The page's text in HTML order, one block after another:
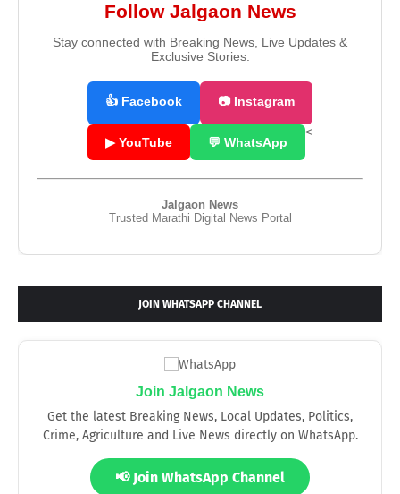
Follow Jalgaon News
Stay connected with Breaking News, Live Updates &
Exclusive Stories.
👍 Facebook 📷 Instagram
▶ YouTube 💬 WhatsApp
<
Jalgaon News
Trusted Marathi Digital News Portal
JOIN WHATSAPP CHANNEL
Join Jalgaon News
Get the latest Breaking News, Local Updates, Politics,
Crime, Agriculture and Live News directly on WhatsApp.
📢 Join WhatsApp Channel